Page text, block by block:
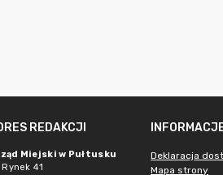
REDAKCJI
Miejski w Pułtusku
41
Deklaracja
Mapa strony